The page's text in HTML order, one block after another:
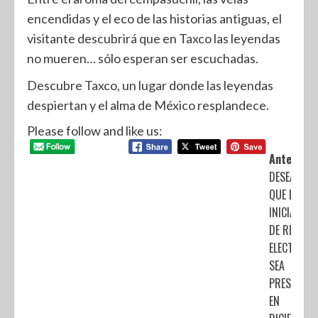
encendidas y el eco de las historias antiguas, el
visitante descubrirá que en Taxco las leyendas
no mueren… sólo esperan ser escuchadas.
Descubre Taxco, un lugar donde las leyendas
despiertan y el alma de México resplandece.
Please follow and like us:
Anterior:
DESEABLE,
QUE LA
INICIATIVA
DE
ELECTORAL
SEA
EN